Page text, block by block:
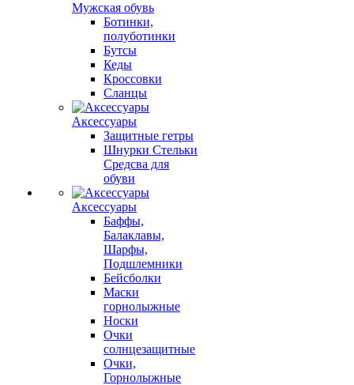
Мужская обувь
Ботинки,
полуботинки
Бутсы
Кеды
Кроссовки
Сланцы
Аксессуары
Защитные гетры
Шнурки Стельки
Средсва для
обуви
Аксессуары
Баффы,
Балаклавы,
Шарфы,
Подшлемники
Бейсболки
Маски
горнолыжные
Носки
Очки
солнцезащитные
Очки,
Горнолыжные